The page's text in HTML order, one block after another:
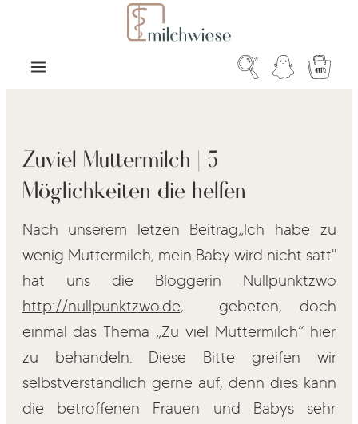
Zum Hauptinhalt springen
Zuviel Muttermilch | 5
Möglichkeiten die helfen
Nach unserem letzen Beitrag„Ich habe zu
wenig Muttermilch, mein Baby wird nicht satt"
hat uns die Bloggerin Nullpunktzwo
http://nullpunktzwo.de, gebeten, doch
einmal das Thema „Zu viel Muttermilch“ hier
zu behandeln. Diese Bitte greifen wir
selbstverständlich gerne auf, denn dies kann
die betroffenen Frauen und Babys sehr